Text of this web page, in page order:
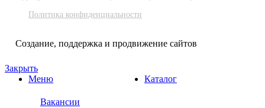
Политика конфиденциальности
Создание, поддержка и продвижение сайтов
Закрыть
Меню
Каталог
Вакансии